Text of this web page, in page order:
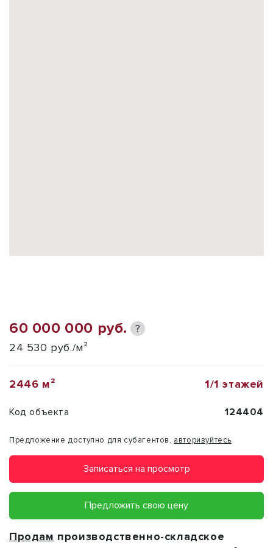
60 000 000 руб. ?
24 530 руб./м²
2446 м² 1/1 этажей
Код объекта 124404
Предложение доступно для субагентов, авторизуйтесь
Записаться на просмотр
Предложить свою цену
Продам производственно-складское